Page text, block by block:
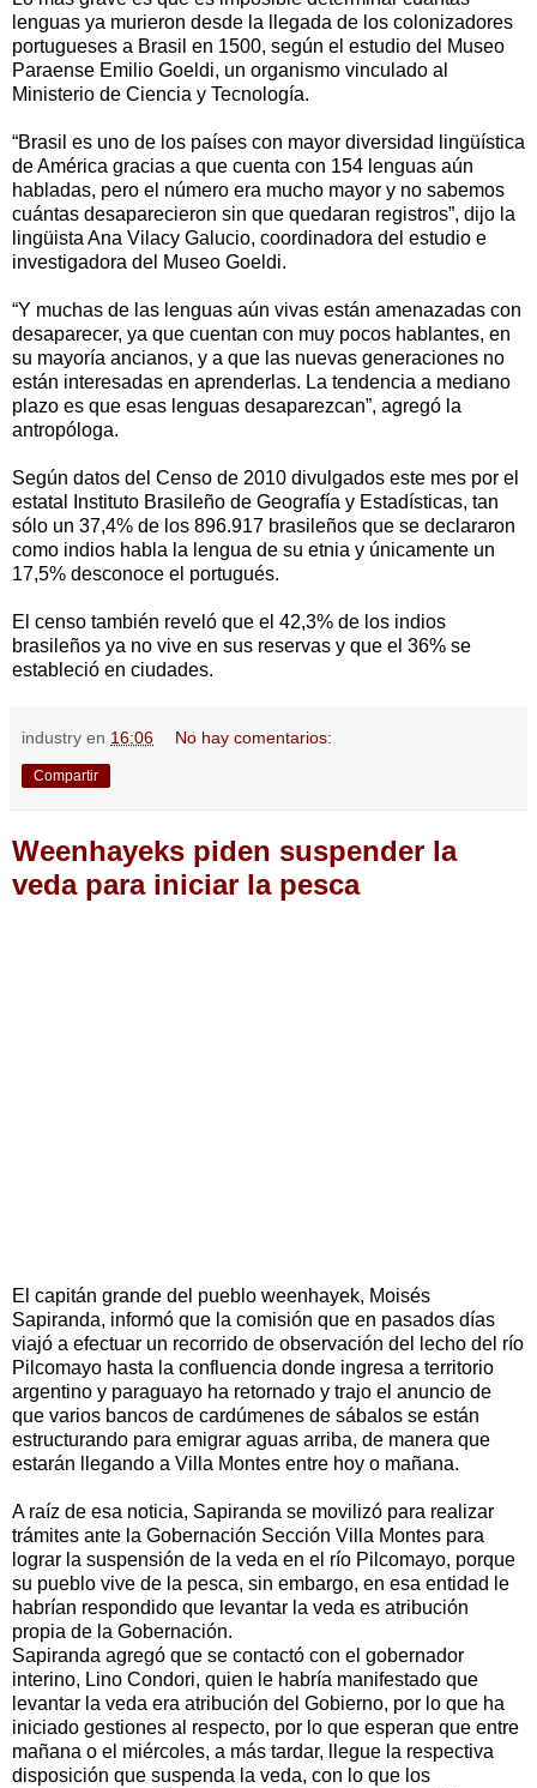
lenguas ya murieron desde la llegada de los colonizadores
portugueses a Brasil en 1500, según el estudio del Museo
Paraense Emilio Goeldi, un organismo vinculado al
Ministerio de Ciencia y Tecnología.
“Brasil es uno de los países con mayor diversidad lingüística
de América gracias a que cuenta con 154 lenguas aún
habladas, pero el número era mucho mayor y no sabemos
cuántas desaparecieron sin que quedaran registros”, dijo la
lingüista Ana Vilacy Galucio, coordinadora del estudio e
investigadora del Museo Goeldi.
“Y muchas de las lenguas aún vivas están amenazadas con
desaparecer, ya que cuentan con muy pocos hablantes, en
su mayoría ancianos, y a que las nuevas generaciones no
están interesadas en aprenderlas. La tendencia a mediano
plazo es que esas lenguas desaparezcan”, agregó la
antropóloga.
Según datos del Censo de 2010 divulgados este mes por el
estatal Instituto Brasileño de Geografía y Estadísticas, tan
sólo un 37,4% de los 896.917 brasileños que se declararon
como indios habla la lengua de su etnia y únicamente un
17,5% desconoce el portugués.
El censo también reveló que el 42,3% de los indios
brasileños ya no vive en sus reservas y que el 36% se
estableció en ciudades.
industry en 16:06 No hay comentarios:
Compartir
Weenhayeks piden suspender la
veda para iniciar la pesca
El capitán grande del pueblo weenhayek, Moisés
Sapiranda, informó que la comisión que en pasados días
viajó a efectuar un recorrido de observación del lecho del río
Pilcomayo hasta la confluencia donde ingresa a territorio
argentino y paraguayo ha retornado y trajo el anuncio de
que varios bancos de cardúmenes de sábalos se están
estructurando para emigrar aguas arriba, de manera que
estarán llegando a Villa Montes entre hoy o mañana.
A raíz de esa noticia, Sapiranda se movilizó para realizar
trámites ante la Gobernación Sección Villa Montes para
lograr la suspensión de la veda en el río Pilcomayo, porque
su pueblo vive de la pesca, sin embargo, en esa entidad le
habrían respondido que levantar la veda es atribución
propia de la Gobernación.
Sapiranda agregó que se contactó con el gobernador
interino, Lino Condori, quien le habría manifestado que
levantar la veda era atribución del Gobierno, por lo que ha
iniciado gestiones al respecto, por lo que esperan que entre
mañana o el miércoles, a más tardar, llegue la respectiva
disposición que suspenda la veda, con lo que los